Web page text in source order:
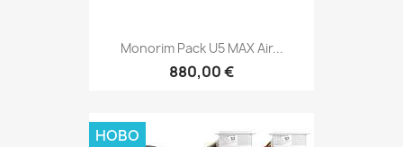
Monorim Pack U5 MAX Air...
880,00 €
НОВО